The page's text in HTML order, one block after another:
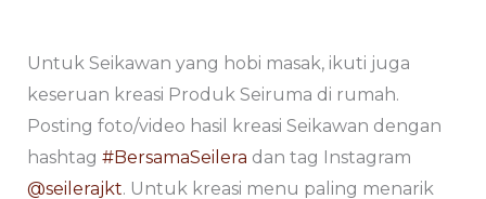
Untuk Seikawan yang hobi masak, ikuti juga
keseruan kreasi Produk Seiruma di rumah.
Posting foto/video hasil kreasi Seikawan dengan
hashtag #BersamaSeilera dan tag Instagram
@seilerajkt. Untuk kreasi menu paling menarik